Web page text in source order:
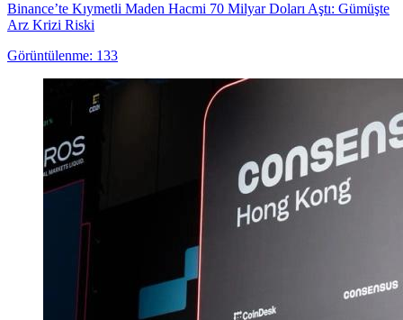
Binance’te Kıymetli Maden Hacmi 70 Milyar Doları Aştı: Gümüşte
Arz Krizi Riski
Görüntülenme: 133